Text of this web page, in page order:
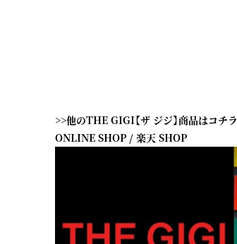
>>他のTHE GIGI【ザ ジジ】商品はコチラ
ONLINE SHOP / 楽天 SHOP